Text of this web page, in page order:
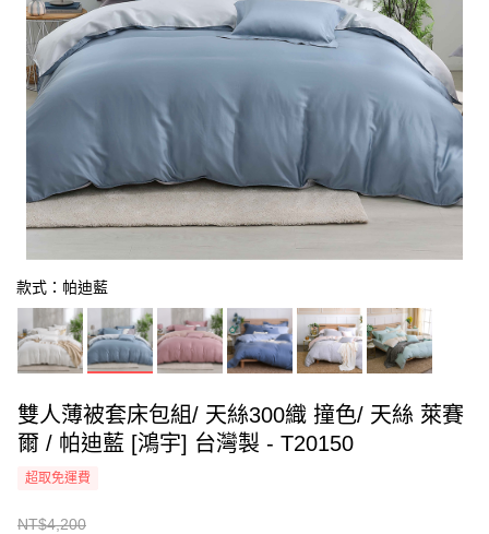
款式：帕迪藍
雙人薄被套床包組/ 天絲300織 撞色/ 天絲 萊賽
爾 / 帕迪藍 [鴻宇] 台灣製 - T20150
超取免運費
NT$4,200